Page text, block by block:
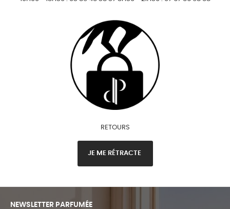
RETOURS
JE ME RÉTRACTE
NEWSLETTER PARFUMÉE